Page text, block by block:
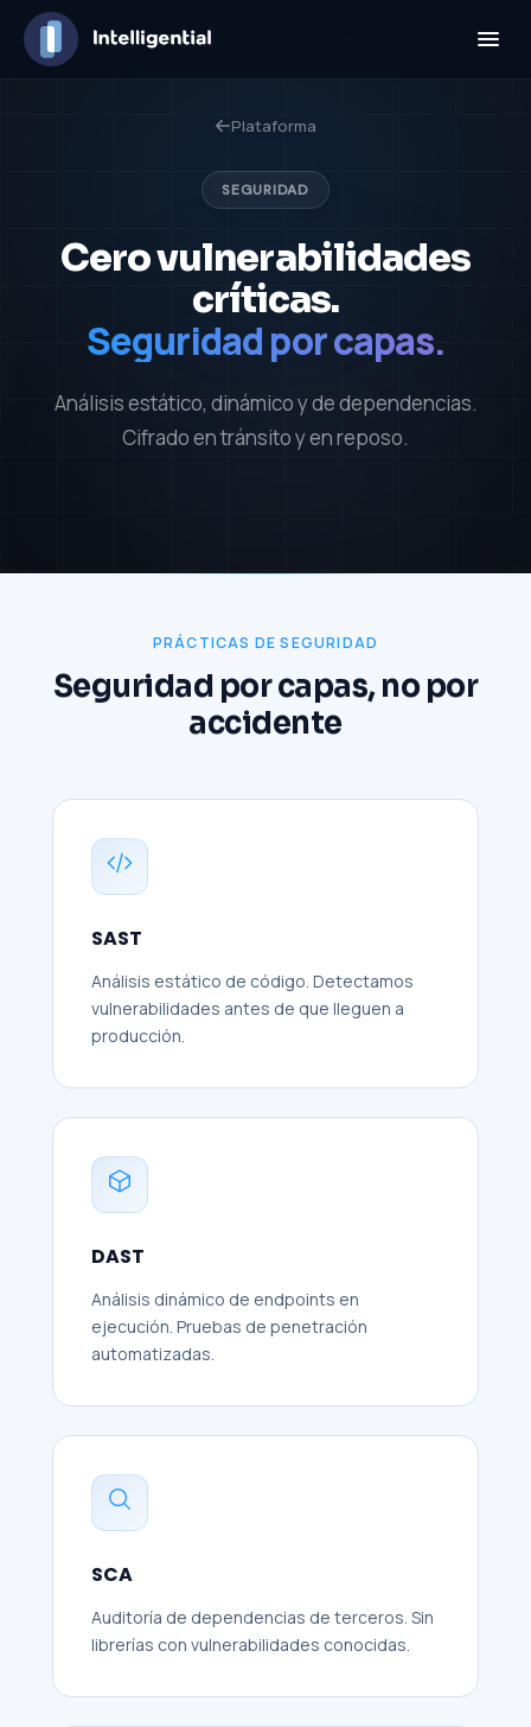
Plataforma
SEGURIDAD
Cero vulnerabilidades
críticas.
Seguridad por capas.
Análisis estático, dinámico y de dependencias.
Cifrado en tránsito y en reposo.
PRÁCTICAS DE SEGURIDAD
Seguridad por capas, no por
accidente
SAST
Análisis estático de código. Detectamos
vulnerabilidades antes de que lleguen a
producción.
DAST
Análisis dinámico de endpoints en
ejecución. Pruebas de penetración
automatizadas.
SCA
Auditoría de dependencias de terceros. Sin
librerías con vulnerabilidades conocidas.